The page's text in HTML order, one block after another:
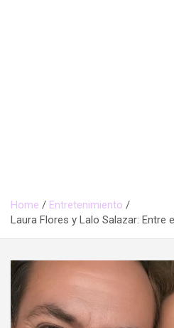
Home
Entretenimiento
Laura Flores y Lalo Salazar: Entre